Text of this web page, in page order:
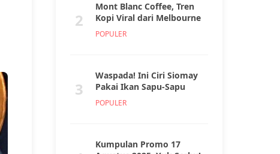
2
Mont Blanc Coffee, Tren
Kopi Viral dari Melbourne
POPULER
3
Waspada! Ini Ciri Siomay
Pakai Ikan Sapu-Sapu
POPULER
Kumpulan Promo 17